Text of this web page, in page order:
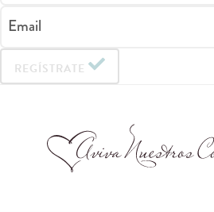
Email
REGÍSTRATE